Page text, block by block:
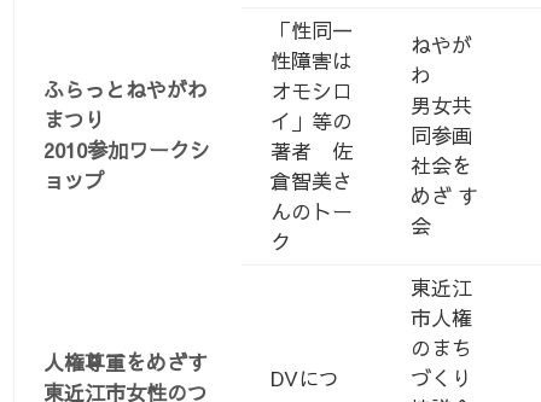
ふらっとねやがわ
まつり
2010参加ワークシ
ョップ
「性同一
性障害は
オモシロ
イ」等の
著者 佐
倉智美さ
んのトー
ク
ねやが
わ
男女共
同参画
社会を
めざ す
会
人権尊重をめざす
東近江市女性のつ
DVにつ
東近江
市人権
のまち
づくり